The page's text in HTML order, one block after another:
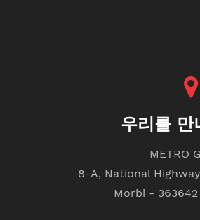
우리를 만
METRO
8-A, National
Morbi - 363642